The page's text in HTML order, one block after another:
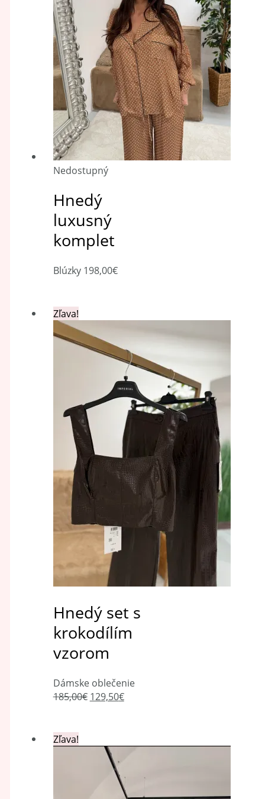
Nedostupný
Hnedý
luxusný
komplet
Blúzky 198,00€
Zľava!
Hnedý set s
krokodílím
vzorom
Dámske oblečenie
185,00€ 129,50€
Zľava!